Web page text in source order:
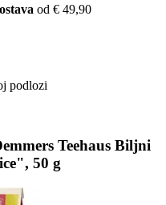
od € 49,90
podlozi
Teehaus Biljni
50 g